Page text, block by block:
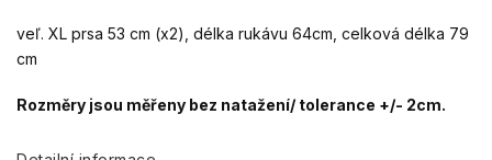
veľ. XL prsa 53 cm (x2), délka rukávu 64cm, celková délka 79
cm
Rozměry jsou měřeny bez natažení/ tolerance +/- 2cm.